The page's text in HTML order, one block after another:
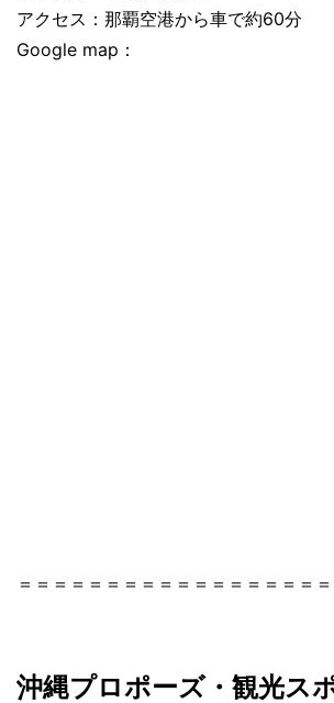
アクセス：那覇空港から車で約60分
Google map：
＝＝＝＝＝＝＝＝＝＝＝＝＝＝＝＝＝
沖縄プロポーズ・観光ス